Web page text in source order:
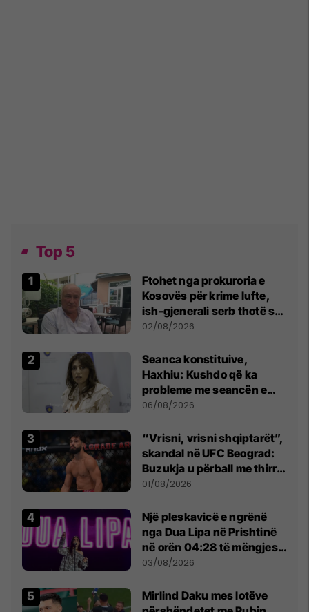
Top 5
Ftohet nga prokuroria e
Kosovës për krime lufte,
ish-gjenerali serb thotë se
dikush e tradhtoi në
02/08/2026
Seanca konstituive,
Haxhiu: Kushdo që ka
probleme me seancën e
sotme e ftoj t’i drejtohet
06/08/2026
“Vrisni, vrisni shqiptarët”,
skandal në UFC Beograd:
Buzukja u përball me thirrje
anti-shqiptare nga
01/08/2026
Një pleskavicë e ngrënë
nga Dua Lipa në Prishtinë
në orën 04:28 të mëngjesit
- dhe bota digjitale serbe
03/08/2026
Mirlind Daku mes lotëve